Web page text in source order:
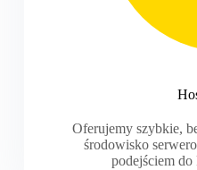
Oferujemy szybkie,
środowisko
podejściem do